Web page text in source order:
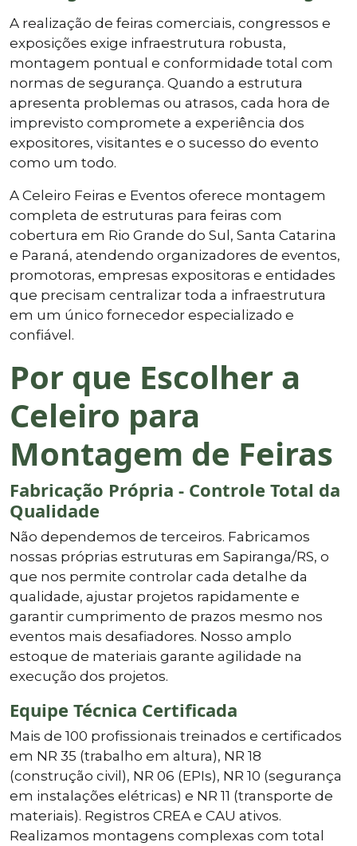
A realização de feiras comerciais, congressos e
exposições exige infraestrutura robusta,
montagem pontual e conformidade total com
normas de segurança. Quando a estrutura
apresenta problemas ou atrasos, cada hora de
imprevisto compromete a experiência dos
expositores, visitantes e o sucesso do evento
como um todo.
A Celeiro Feiras e Eventos oferece montagem
completa de estruturas para feiras com
cobertura em Rio Grande do Sul, Santa Catarina
e Paraná, atendendo organizadores de eventos,
promotoras, empresas expositoras e entidades
que precisam centralizar toda a infraestrutura
em um único fornecedor especializado e
confiável.
Por que Escolher a
Celeiro para
Montagem de Feiras
Fabricação Própria - Controle Total da
Qualidade
Não dependemos de terceiros. Fabricamos
nossas próprias estruturas em Sapiranga/RS, o
que nos permite controlar cada detalhe da
qualidade, ajustar projetos rapidamente e
garantir cumprimento de prazos mesmo nos
eventos mais desafiadores. Nosso amplo
estoque de materiais garante agilidade na
execução dos projetos.
Equipe Técnica Certificada
Mais de 100 profissionais treinados e certificados
em NR 35 (trabalho em altura), NR 18
(construção civil), NR 06 (EPIs), NR 10 (segurança
em instalações elétricas) e NR 11 (transporte de
materiais). Registros CREA e CAU ativos.
Realizamos montagens complexas com total